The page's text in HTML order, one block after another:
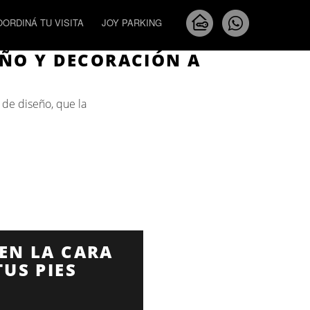
TU VISITA JOY PARKING
Next
Y DECORACIÓN A
diseño, que la
LA CARA
PIES